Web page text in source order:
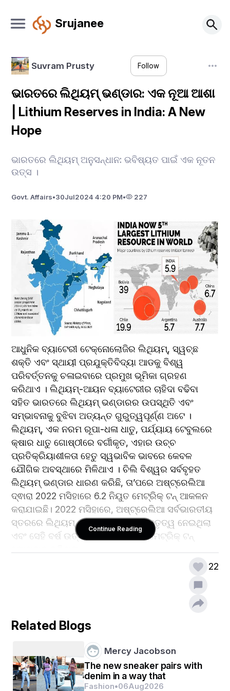
Srujanee
Suvram Prusty Follow
ଭାରତରେ ଲିଥିୟମ୍ ଭଣ୍ଡାର: ଏକ ନୂଆ ଆଶା
| Lithium Reserves in India: A New
Hope
ଭାରତରେ ଲିଥିୟମ୍ ଅନୁସନ୍ଧାନ: ଭବିଷ୍ୟତ ପାଇଁ ଏକ ନୂତନ
ଉତ୍ସ ।
Govt. Affairs•30Jul2024 4:20 PM• 227
ଆଧୁନିକ ବ୍ୟାଟେରୀ ଟେକ୍ନୋଲୋଜିର ଲିଥିୟମ୍, ସ୍ୱଚ୍ଛ
ଶକ୍ତି ଏବଂ ସ୍ଥାୟୀ ପ୍ରଯୁକ୍ତିବିଦ୍ୟା ଆଡକୁ ବିଶ୍ୱ
ପରିବର୍ତ୍ତନକୁ ଚଳାଇବାରେ ପ୍ରମୁଖ ଭୂମିକା ଗ୍ରହଣ
କରିଥାଏ । ଲିଥିୟମ୍-ଆୟନ ବ୍ୟାଟେରୀର ଚାହିଦା ବଢିବା
ସହିତ ଭାରତରେ ଲିଥିୟମ୍ ଭଣ୍ଡାରର ଉପସ୍ଥିତି ଏବଂ
ସମ୍ଭାବନାକୁ ବୁଝିବା ଅତ୍ୟନ୍ତ ଗୁରୁତ୍ୱପୂର୍ଣ୍ଣ ଅଟେ ।
ଲିଥିୟମ୍, ଏକ ନରମ ରୂପା-ଧଳା ଧାତୁ, ପର୍ଯ୍ୟାୟ ଟେବୁଲରେ
କ୍ଷାର ଧାତୁ ଗୋଷ୍ଠୀରେ ବର୍ଗୀକୃତ, ଏହାର ଉଚ୍ଚ
ପ୍ରତିକ୍ରିୟାଶୀଳତା ହେତୁ ସ୍ୱଭାବିକ ଭାବରେ କେବଳ
ଯୌଗିକ ଅବସ୍ଥାରେ ମିଳିଥାଏ । ଚିଲି ବିଶ୍ୱର ସର୍ବବୃହତ
ଲିଥିୟମ୍ ଭଣ୍ଡାର ଧାରଣ କରିଛି, ତା’ପରେ ଅଷ୍ଟ୍ରେଲିଆ
ଦ୍ଵାରା 2022 ମସିହାରେ 6.2 ନିୟୁତ ମେଟ୍ରିକ୍ ଟନ୍ ଆକଳନ
କରାଯାଇଛି। 2022 ମସିହାରେ, ଅଷ୍ଟ୍ରେଲିଆ ସର୍ବଭାରତୀୟ
ସ୍ତରରେ ଲିଥିୟମ୍ ଖଣି ଉତ୍ପାଦନରେ ନେତୃତ୍ୱ ନେଇଥିଲା
ଏବଂ ସେହି ବର୍ଷ ଉତ୍ପାଦନରେ 61 ହଜାର ମେଟ୍ରିକ୍ ଟନ୍
ବିଶ୍ଳେଷଣ ପ୍ରଦାନ କରେ, ସେମାନଙ୍କର ଭୌଗୋଳିକ
ବଣ୍ଟନ, ଉତ୍ତୋଳନ ଆଶା ଏବଂ ଦେଶର ସବୁଜ ଶକ୍ତି
ଅଭିଳାଷକୁ ବୃଦ୍ଧି କରିବାରେ ତାର ମହତ୍ତ୍ଵ ନିର୍ବାହ କରେ ।
ଭାରତରେ ଲିଥିୟମ୍ ସଂରକ୍ଷଣର ଭୌଗୋଳିକ ବଣ୍ଟନ :-
Continue Reading
22
Related Blogs
Mercy Jacobson
The new sneaker pairs with
denim in a way that
Fashion•06Aug2026